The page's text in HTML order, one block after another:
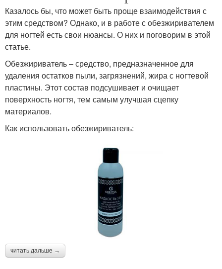
Казалось бы, что может быть проще взаимодействия с
этим средством? Однако, и в работе с обезжиривателем
для ногтей есть свои нюансы. О них и поговорим в этой
статье.
Обезжириватель – средство, предназначенное для
удаления остатков пыли, загрязнений, жира с ногтевой
пластины. Этот состав подсушивает и очищает
поверхность ногтя, тем самым улучшая сцепку
материалов.
Как использовать обезжириватель:
читать дальше →